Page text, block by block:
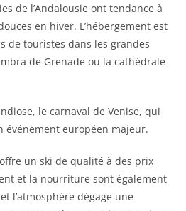
de l’Andalousie ont tendance à
en hiver. L’hébergement est
de touristes dans les grandes
de Grenade ou la cathédrale
le carnaval de Venise, qui
événement européen majeur.
un ski de qualité à des prix
et la nourriture sont également
l’atmosphère dégage une